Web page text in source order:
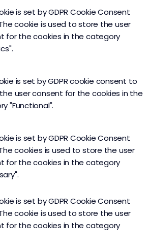
is set by GDPR Cookie Consent
cookie is used to store the user
for the cookies in the category
is set by GDPR cookie consent to
user consent for the cookies in the
"Functional".
is set by GDPR Cookie Consent
cookies is used to store the user
for the cookies in the category
is set by GDPR Cookie Consent
cookie is used to store the user
for the cookies in the category